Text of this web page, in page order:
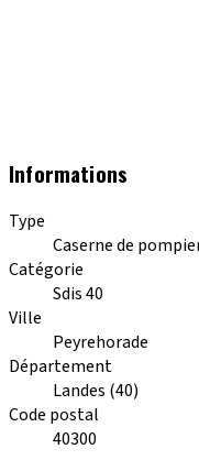
Informations
Type
Caserne de
Catégorie
Sdis 40
Ville
Peyrehorade
Département
Landes (40)
Code postal
40300